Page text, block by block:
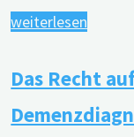
weiterlesen
Beitrag
zur
Das Recht